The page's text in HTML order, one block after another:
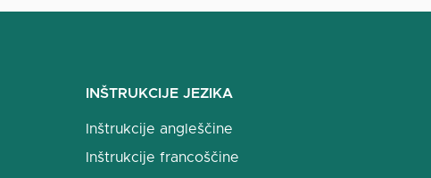
INŠTRUKCIJE JEZIKA
Inštrukcije angleščine
Inštrukcije francoščine